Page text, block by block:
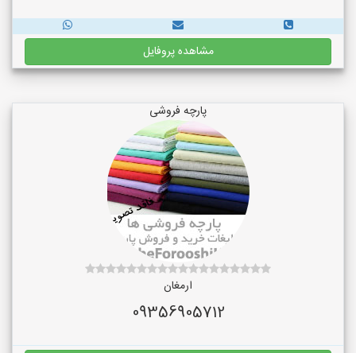
مشاهده پروفایل
پارچه فروشی
ارمغان
09356905712